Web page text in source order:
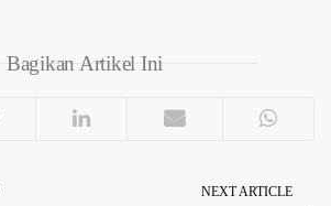
Bagikan Artikel Ini
NEXT ARTICLE